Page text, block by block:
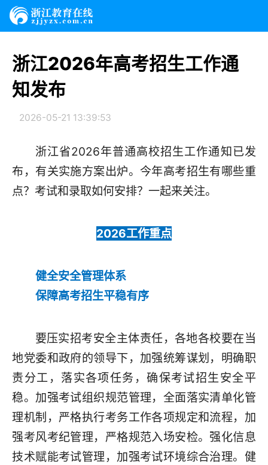
浙江2026年高考招生工作通
知发布
2026-05-21 13:39:53
浙江省2026年普通高校招生工作通知已发
布，有关实施方案出炉。今年高考招生有哪些重
点？考试和录取如何安排？一起来关注。
2026工作重点
健全安全管理体系
保障高考招生平稳有序
要压实招考安全主体责任，各地各校要在当
地党委和政府的领导下，加强统筹谋划，明确职
责分工，落实各项任务，确保考试招生安全平
稳。加强考试组织规范管理，全面落实清单化管
理机制，严格执行考务工作各项规定和流程，加
强考风考纪管理，严格规范入场安检。强化信息
技术赋能考试管理，加强考试环境综合治理。健